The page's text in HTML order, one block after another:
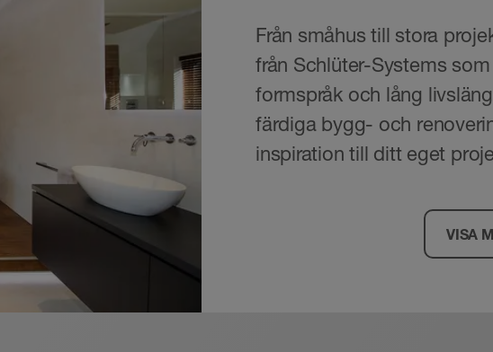
utförande – består av borstat, högglanspolerat rostfritt
17 mm djup fördjupning för kakelplattan levereras. Dessutom
torrspjäll av silikon. Detta kan användas istället för det
som används sällan (i gästbadrum, semesterlägenheter
på minst 0,4 l/s (enligt DIN EN 1253) kan torrvattenlåset också
otillräcklig ventilation i avloppssystemet (kan inte
som kräver avjämningsmassa med fall p.g.a.
6.1) eller -DITRA-HEAT på ytan.
Från småhus till stora
från Schlüter-Systems
formspråk och lång
färdiga bygg- och
inspiration till ditt eget
VISA